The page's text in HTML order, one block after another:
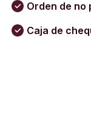
Orden de no
Caja de